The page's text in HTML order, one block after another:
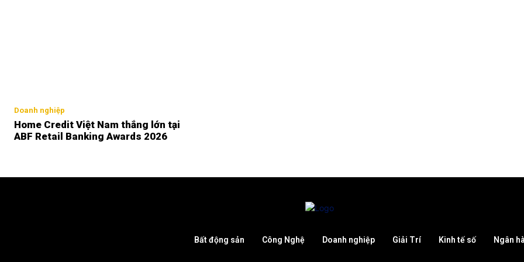
Doanh nghiệp
Home Credit Việt Nam thắng lớn tại
ABF Retail Banking Awards 2026
Bất động sản Công Nghệ Doanh nghiệp Giải Trí Kinh tế số Ngân